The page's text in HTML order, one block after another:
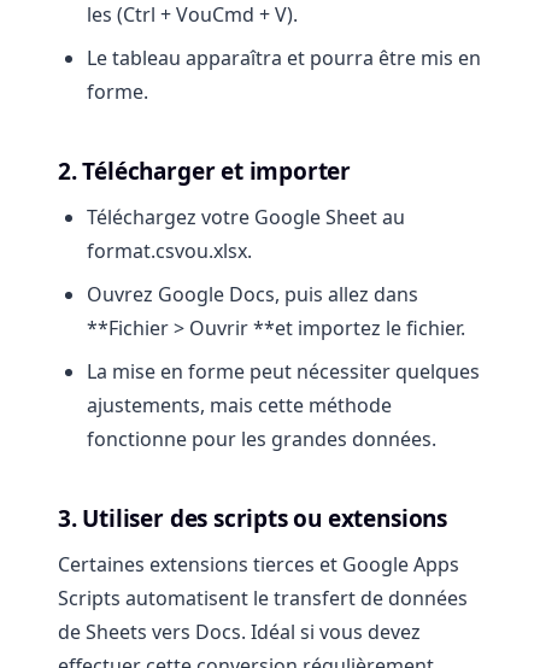
les (Ctrl + VouCmd + V).
Le tableau apparaîtra et pourra être mis en
forme.
2. Télécharger et importer
Téléchargez votre Google Sheet au
format.csvou.xlsx.
Ouvrez Google Docs, puis allez dans
**Fichier > Ouvrir **et importez le fichier.
La mise en forme peut nécessiter quelques
ajustements, mais cette méthode
fonctionne pour les grandes données.
3. Utiliser des scripts ou extensions
Certaines extensions tierces et Google Apps
Scripts automatisent le transfert de données
de Sheets vers Docs. Idéal si vous devez